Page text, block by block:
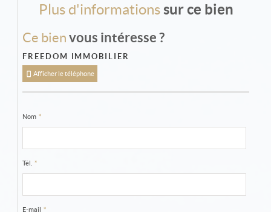
Plus d'informationssur ce bien
Ce bien vous intéresse ?
FREEDOM IMMOBILIER
Afficher le téléphone
Nom *
Tél. *
E-mail *